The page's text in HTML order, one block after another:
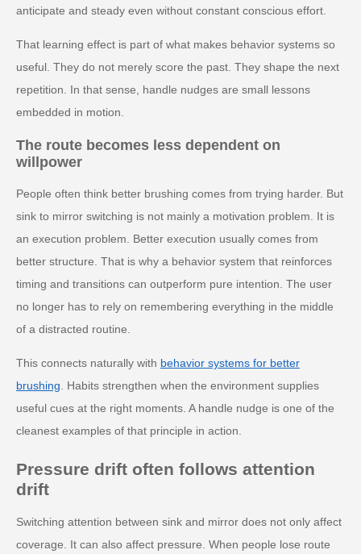
anticipate and steady even without constant conscious effort.
That learning effect is part of what makes behavior systems so
useful. They do not merely score the past. They shape the next
repetition. In that sense, handle nudges are small lessons
embedded in motion.
The route becomes less dependent on
willpower
People often think better brushing comes from trying harder. But
sink to mirror switching is not mainly a motivation problem. It is
an execution problem. Better execution usually comes from
better structure. That is why a behavior system that reinforces
timing and transitions can outperform pure intention. The user
no longer has to rely on remembering everything in the middle
of a distracted routine.
This connects naturally with behavior systems for better
brushing. Habits strengthen when the environment supplies
useful cues at the right moments. A handle nudge is one of the
cleanest examples of that principle in action.
Pressure drift often follows attention
drift
Switching attention between sink and mirror does not only affect
coverage. It can also affect pressure. When people lose route